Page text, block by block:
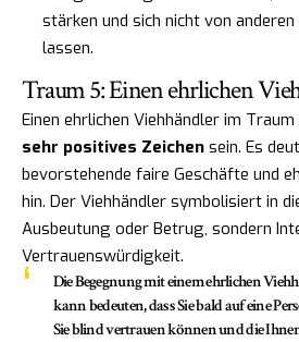
stärken und sich nicht von
lassen.
Traum 5: Einen ehrlichen
Einen ehrlichen Viehhändler im
sehr positives Zeichen sein. Es
bevorstehende faire Geschäfte und
hin. Der Viehhändler symbolisiert in
Ausbeutung oder Betrug, sondern
Vertrauenswürdigkeit.
Die Begegnung mit einem ehrlichen
kann bedeuten, dass Sie bald auf eine
Sie blind vertrauen können und die